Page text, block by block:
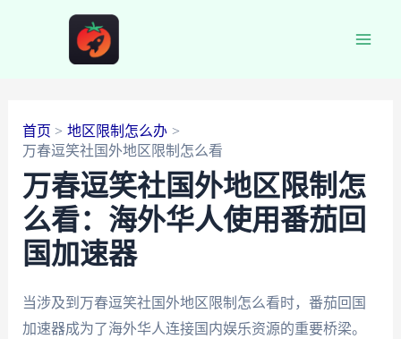
首页
地区限制怎么办
万春逗笑社国外地区限制怎么看
万春逗笑社国外地区限制怎
么看：海外华人使用番茄回
国加速器
当涉及到万春逗笑社国外地区限制怎么看时，番茄回国
加速器成为了海外华人连接国内娱乐资源的重要桥梁。